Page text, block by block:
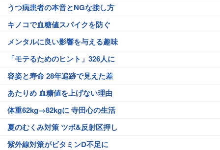
うつ病患者の本音とNGな接し方
キノコで血糖値スパイクを防ぐ
メンタルに良い影響を与える趣味
「モテるためのヒント」326人に
容姿と寿命 28年追跡で見えた差
あたりめ 血糖値を上げない理由
体重62kg→82kgに 寺田心の生活
夏のむくみ対策 ツボ&反射区押し
紫外線対策がビタミンD不足に